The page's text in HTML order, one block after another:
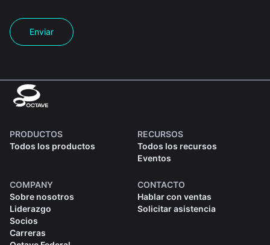
Enviar
PRODUCTOS
Todos los productos
RECURSOS
Todos los recursos
Eventos
COMPANY
Sobre nosotros
Liderazgo
Socios
Carreras
CONTACTO
Hablar con ventas
Solicitar asistencia